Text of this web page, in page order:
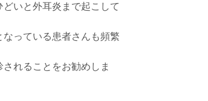
いと外耳炎まで起こして
っている患者さんも頻繁
れることをお勧めしま